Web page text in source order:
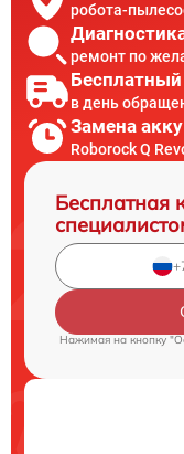
робота-
ремонт по
в день
Замена
Roborock Q
Бесплатная
Нажимая на кнопку